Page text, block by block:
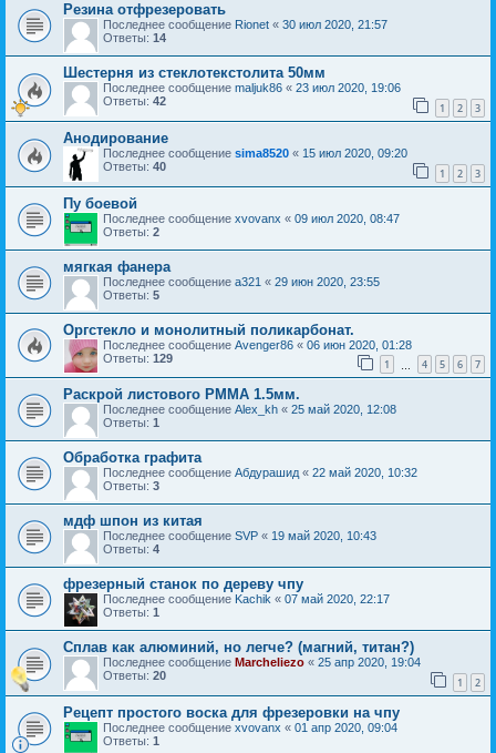
Резина отфрезеровать
Последнее сообщение Rionet « 30 июл 2020, 21:57
Ответы: 14
Шестерня из стеклотекстолита 50мм
Последнее сообщение maljuk86 « 23 июл 2020, 19:06
Ответы: 42 1 2 3
Анодирование
Последнее сообщение sima8520 « 15 июл 2020, 09:20
Ответы: 40 1 2 3
Пу боевой
Последнее сообщение xvovanx « 09 июл 2020, 08:47
Ответы: 2
мягкая фанера
Последнее сообщение a321 « 29 июн 2020, 23:55
Ответы: 5
Оргстекло и монолитный поликарбонат.
Последнее сообщение Avenger86 « 06 июн 2020, 01:28
Ответы: 129 1 4 5 6 7
Раскрой листового РММА 1.5мм.
Последнее сообщение Alex_kh « 25 май 2020, 12:08
Ответы: 1
Обработка графита
Последнее сообщение Абдурашид « 22 май 2020, 10:32
Ответы: 3
мдф шпон из китая
Последнее сообщение SVP « 19 май 2020, 10:43
Ответы: 4
фрезерный станок по дереву чпу
Последнее сообщение Kachik « 07 май 2020, 22:17
Ответы: 1
Сплав как алюминий, но легче? (магний, титан?)
Последнее сообщение Marcheliezo « 25 апр 2020, 19:04
Ответы: 20 1 2
Рецепт простого воска для фрезеровки на чпу
Последнее сообщение xvovanx « 01 апр 2020, 09:04
Ответы: 1